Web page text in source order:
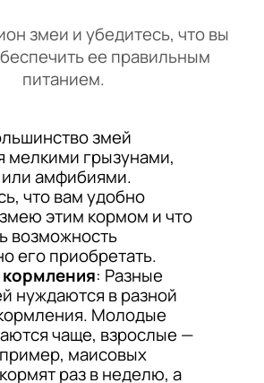
змеи и убедитесь, что вы
ее правильным
питанием.
змей
мелкими грызунами,
амфибиями.
что вам удобно
этим кормом и что
возможность
его приобретать.
: Разные
нуждаются в разной
Молодые
чаще, взрослые —
маисовых
раз в неделю, а